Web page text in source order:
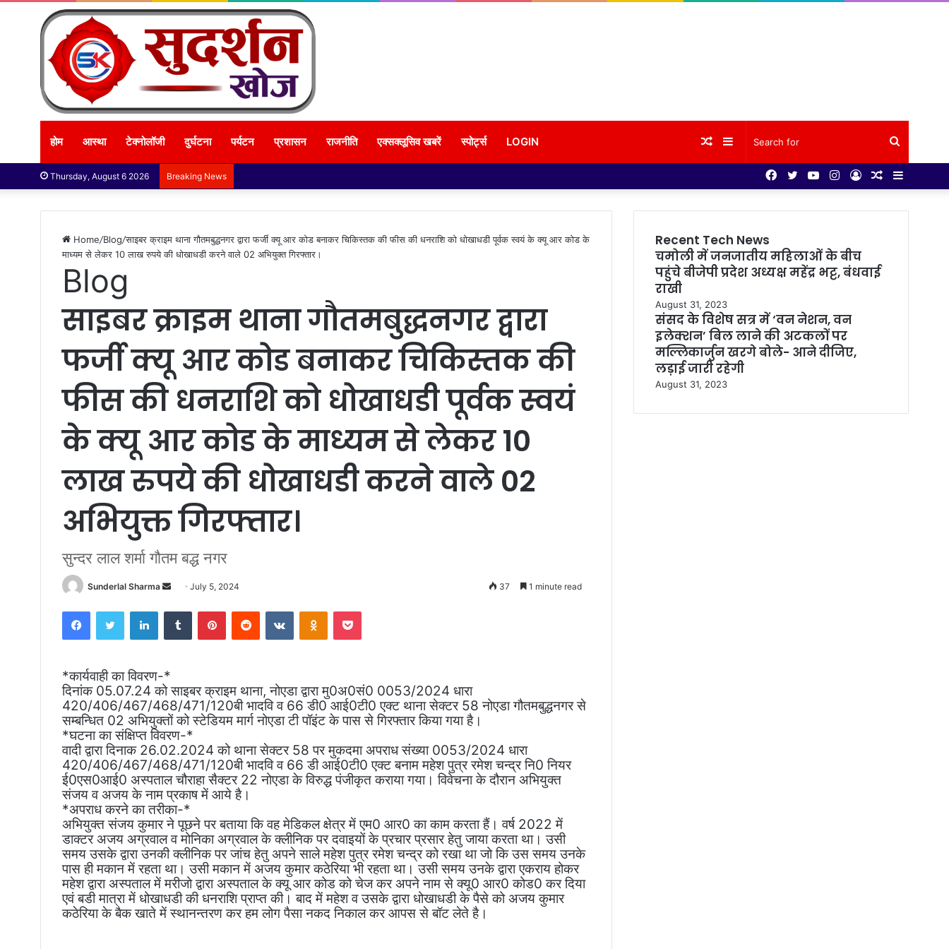
होम आस्था टेक्नोलॉजी दुर्घटना पर्यटन प्रशासन राजनीति एक्सक्लूसिव खबरें स्पोर्ट्स LOGIN
for
Sidebar
Random
Thursday, August 6 2026 Breaking News Sidebar
Random
Log
Instagram
YouTube
Twitter
Facebook
Home/Blog/साइबर क्राइम थाना गौतमबुद्धनगर द्वारा फर्जी क्यू आर कोड बनाकर चिकिस्तक की फीस की धनराशि को धोखाधडी पूर्वक स्वयं के क्यू आर कोड के
माध्यम से लेकर 10 लाख रुपये की धोखाधडी करने वाले 02 अभियुक्त गिरफ्तार।
Blog
साइबर क्राइम थाना गौतमबुद्धनगर द्वारा
फर्जी क्यू आर कोड बनाकर चिकिस्तक की
फीस की धनराशि को धोखाधडी पूर्वक स्वयं
के क्यू आर कोड के माध्यम से लेकर 10
लाख रुपये की धोखाधडी करने वाले 02
अभियुक्त गिरफ्तार।
सुन्दर लाल शर्मा गौतम बद्ध नगर
Sunderlal Sharma
Send
email
July 5, 2024 37 1 minute read
FacebookTwitter LinkedInTumblr PinterestReddit VKontakteOdnoklassniki
Pocket
*कार्यवाही का विवरण-*
दिनांक 05.07.24 को साइबर क्राइम थाना, नोएडा द्वारा मु0अ0सं0 0053/2024 धारा
420/406/467/468/471/120बी भादवि व 66 डी0 आई0टी0 एक्ट थाना सेक्टर 58 नोएडा गौतमबुद्धनगर से
सम्बन्धित 02 अभियुक्तों को स्टेडियम मार्ग नोएडा टी पॉइंट के पास से गिरफ्तार किया गया है।
*घटना का संक्षिप्त विवरण-*
वादी द्वारा दिनाक 26.02.2024 को थाना सेक्टर 58 पर मुकदमा अपराध संख्या 0053/2024 धारा
420/406/467/468/471/120बी भादवि व 66 डी आई0टी0 एक्ट बनाम महेश पुत्र रमेश चन्द्र नि0 नियर
ई0एस0आई0 अस्पताल चौराहा सैक्टर 22 नोएडा के विरुद्ध पंजीकृत कराया गया। विवेचना के दौरान अभियुक्त
संजय व अजय के नाम प्रकाष में आये है।
*अपराध करने का तरीका-*
अभियुक्त संजय कुमार ने पूछने पर बताया कि वह मेडिकल क्षेत्र में एम0 आर0 का काम करता हैं। वर्ष 2022 में
डाक्टर अजय अग्रवाल व मोनिका अग्रवाल के क्लीनिक पर दवाइयों के प्रचार प्रसार हेतु जाया करता था। उसी
समय उसके द्वारा उनकी क्लीनिक पर जांच हेतु अपने साले महेश पुत्र रमेश चन्द्र को रखा था जो कि उस समय उनके
पास ही मकान में रहता था। उसी मकान में अजय कुमार कठेरिया भी रहता था। उसी समय उनके द्वारा एकराय होकर
महेश द्वारा अस्पताल में मरीजो द्वारा अस्पताल के क्यू आर कोड को चेज कर अपने नाम से क्यू0 आर0 कोड0 कर दिया
एवं बडी मात्रा में धोखाधडी की धनराशि प्राप्त की। बाद में महेश व उसके द्वारा धोखाधडी के पैसे को अजय कुमार
कठेरिया के बैक खाते में स्थानन्तरण कर हम लोग पैसा नकद निकाल कर आपस से बॉट लेते है।
Recent Tech News
चमोली में जनजातीय महिलाओं के बीच
पहुंचे बीजेपी प्रदेश अध्यक्ष महेंद्र भट्ट, बंधवाई
राखी
August 31, 2023
संसद के विशेष सत्र में ‘वन नेशन, वन
इलेक्शन’ बिल लाने की अटकलों पर
मल्लिकार्जुन खरगे बोले- आने दीजिए,
लड़ाई जारी रहेगी
August 31, 2023